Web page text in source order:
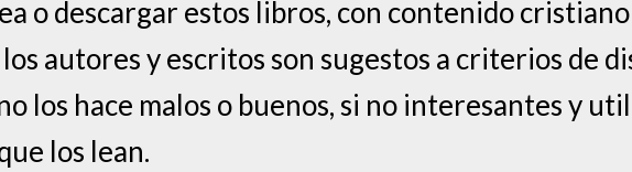
o descargar estos libros, con contenido
autores y escritos son sugestos a criterios de
los hace malos o buenos, si no interesantes y
los lean.